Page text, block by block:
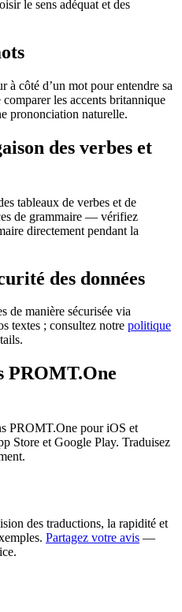
le sens adéquat et des
à côté d’un mot pour entendre sa
les accents britannique
prononciation naturelle.
des verbes et
tableaux de verbes et de
de grammaire — vérifiez
directement pendant la
des données
de manière sécurisée via
textes ; consultez notre politique
PROMT.One
PROMT.One pour iOS et
Store et Google Play. Traduisez
des traductions, la rapidité et
Partagez votre avis —